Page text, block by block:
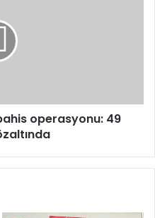
operasyonu: 49